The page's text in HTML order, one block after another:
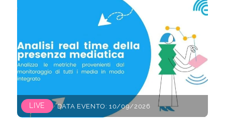
LIVE DATA EVENTO: 10/09/2026